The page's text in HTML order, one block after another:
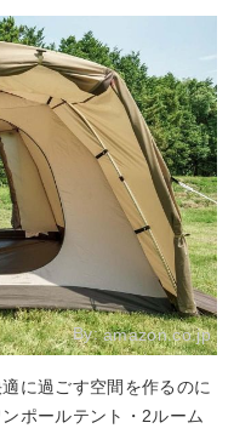
By:amazon.co.jp
に過ごす空間を作るのに
ポールテント・2ルーム